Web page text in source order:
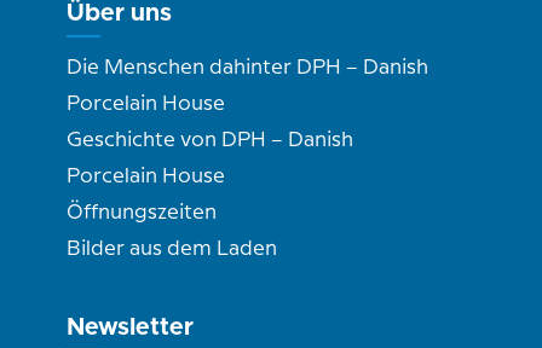
Über uns
Die Menschen dahinter DPH – Danish
Porcelain House
Geschichte von DPH – Danish
Porcelain House
Öffnungszeiten
Bilder aus dem Laden
Newsletter